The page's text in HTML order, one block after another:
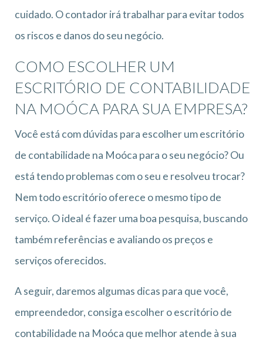
cuidado. O contador irá trabalhar para evitar todos
os riscos e danos do seu negócio.
COMO ESCOLHER UM
ESCRITÓRIO DE CONTABILIDADE
NA MOÓCA PARA SUA EMPRESA?
Você está com dúvidas para escolher um escritório
de contabilidade na Moóca para o seu negócio? Ou
está tendo problemas com o seu e resolveu trocar?
Nem todo escritório oferece o mesmo tipo de
serviço. O ideal é fazer uma boa pesquisa, buscando
também referências e avaliando os preços e
serviços oferecidos.
A seguir, daremos algumas dicas para que você,
empreendedor, consiga escolher o escritório de
contabilidade na Moóca que melhor atende à sua